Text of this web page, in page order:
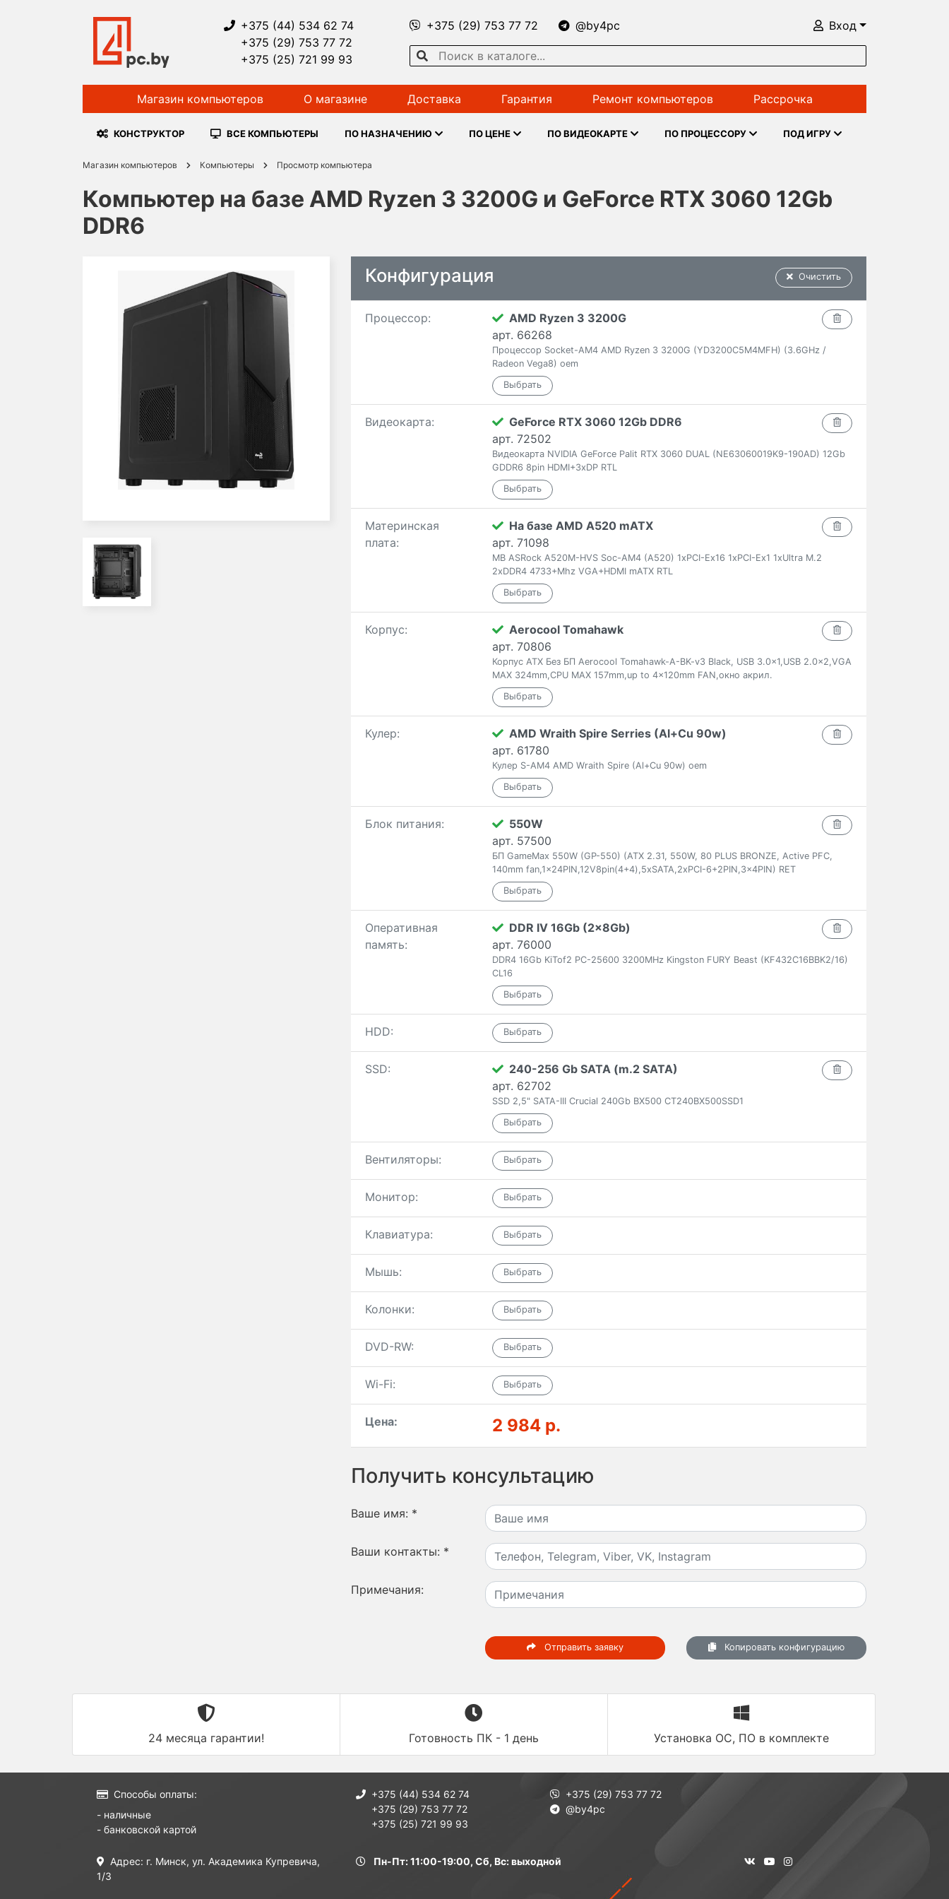
+375 (44) 534 62 74
+375 (29) 753 77 72
+375 (25) 721 99 93
+375 (29) 753 77 72 @by4pc Вход
Магазин компьютеров О магазине Доставка Гарантия Ремонт компьютеров Рассрочка
КОНСТРУКТОР ВСЕ КОМПЬЮТЕРЫ ПО НАЗНАЧЕНИЮ ПО ЦЕНЕ ПО ВИДЕОКАРТЕ ПО ПРОЦЕССОРУ ПОД ИГРУ
Магазин компьютеров Компьютеры Просмотр компьютера
Компьютер на базе AMD Ryzen 3 3200G и GeForce RTX 3060 12Gb
DDR6
Очистить
Конфигурация
Процессор:
AMD Ryzen 3 3200G
арт. 66268
Процессор Socket-AM4 AMD Ryzen 3 3200G (YD3200C5M4MFH) (3.6GHz /
Radeon Vega8) oem
Видеокарта:
GeForce RTX 3060 12Gb DDR6
арт. 72502
Видеокарта NVIDIA GeForce Palit RTX 3060 DUAL (NE63060019K9-190AD) 12Gb
GDDR6 8pin HDMI+3xDP RTL
Материнская
плата:
На базе AMD A520 mATX
арт. 71098
MB ASRock A520M-HVS Soc-AM4 (A520) 1xPCI-Ex16 1xPCI-Ex1 1xUltra M.2
2xDDR4 4733+Mhz VGA+HDMI mATX RTL
Корпус:
Aerocool Tomahawk
арт. 70806
Корпус ATX Без БП Aerocool Tomahawk-A-BK-v3 Black, USB 3.0x1,USB 2.0x2,VGA
MAX 324mm,CPU MAX 157mm,up to 4x120mm FAN,окно акрил.
Кулер:
AMD Wraith Spire Serries (Al+Cu 90w)
арт. 61780
Кулер S-AM4 AMD Wraith Spire (Al+Cu 90w) oem
Блок питания:
550W
арт. 57500
БП GameMax 550W (GP-550) (ATX 2.31, 550W, 80 PLUS BRONZE, Active PFC,
140mm fan,1x24PIN,12V8pin(4+4),5xSATA,2xPCI-6+2PIN,3x4PIN) RET
Оперативная
память:
DDR IV 16Gb (2x8Gb)
арт. 76000
DDR4 16Gb KiTof2 PC-25600 3200MHz Kingston FURY Beast (KF432C16BBK2/16)
CL16
HDD:
SSD:
240-256 Gb SATA (m.2 SATA)
арт. 62702
SSD 2,5" SATA-III Crucial 240Gb BX500 CT240BX500SSD1
Вентиляторы:
Монитор:
Клавиатура:
Мышь:
Колонки:
DVD-RW:
Wi-Fi:
Цена: 2 984 р.
Получить консультацию
Ваше имя: *
Ваши контакты: *
Примечания:
Отправить заявку Копировать конфигурацию
24 месяца гарантии! Готовность ПК - 1 день Установка ОС, ПО в комплекте
Способы оплаты:
- наличные
- банковской картой
+375 (44) 534 62 74
+375 (29) 753 77 72
+375 (25) 721 99 93
+375 (29) 753 77 72
@by4pc
Адрес: г. Минск, ул. Академика Купревича,
1/3
Пн-Пт: 11:00-19:00, Сб, Вс: выходной